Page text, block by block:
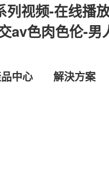
视频-在线播
色肉色伦-
中心 解決方案